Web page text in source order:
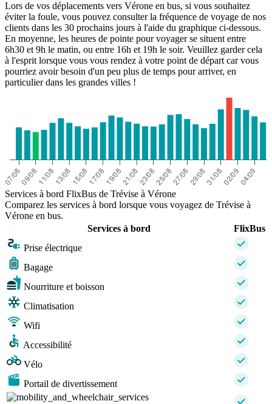
Lors de vos déplacements vers Vérone en bus, si vous souhaitez
éviter la foule, vous pouvez consulter la fréquence de voyage de nos
clients dans les 30 prochains jours à l'aide du graphique ci-dessous.
En moyenne, les heures de pointe pour voyager se situent entre
6h30 et 9h le matin, ou entre 16h et 19h le soir. Veuillez garder cela
à l'esprit lorsque vous vous rendez à votre point de départ car vous
pourriez avoir besoin d'un peu plus de temps pour arriver, en
particulier dans les grandes villes !
Services à bord FlixBus de Trévise à Vérone
Comparez les services à bord lorsque vous voyagez de Trévise à
Vérone en bus.
Services à bord
FlixBus
Prise électrique
Bagage
Nourriture et boisson
Climatisation
Wifi
Accessibilité
Vélo
Portail de divertissement